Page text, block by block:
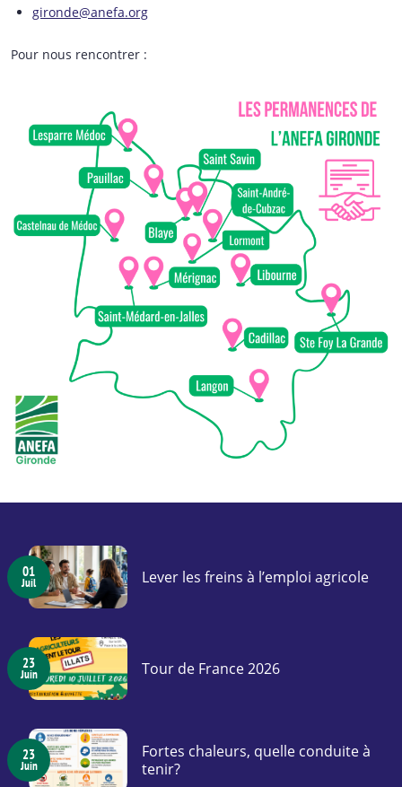
gironde@anefa.org
Pour nous rencontrer :
01
Juil Lever les freins à l’emploi agricole
23
Juin Tour de France 2026
23
Juin
Fortes chaleurs, quelle conduite à
tenir?